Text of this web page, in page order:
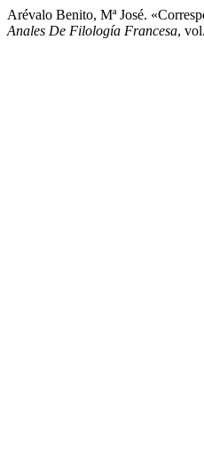
Arévalo Benito, Mª José.
Anales De Filología Francesa,